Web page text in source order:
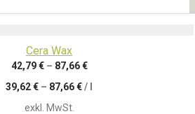
Cera Wax
42,79€– 87,66€
39,62€ – 87,66€/
exkl. MwSt.